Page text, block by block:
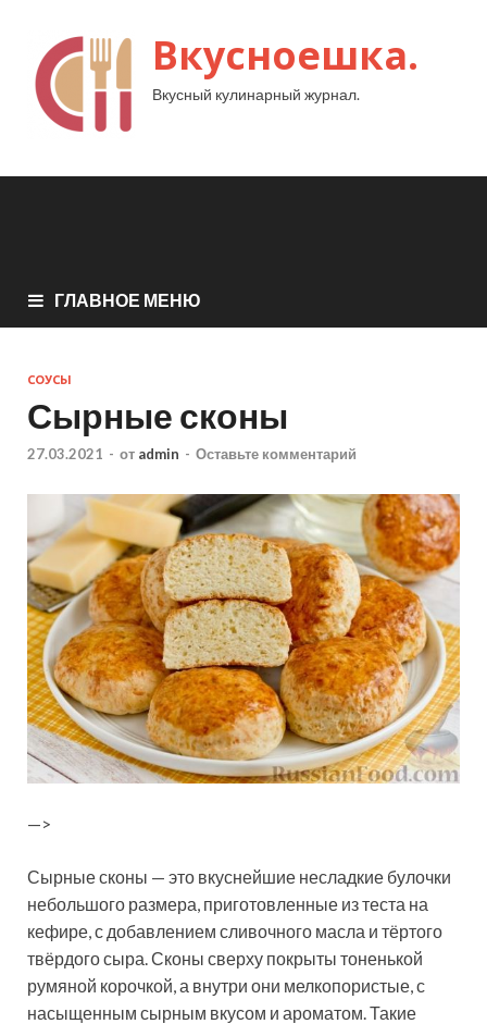
Вкусноешка.
Вкусный кулинарный журнал.
ГЛАВНОЕ МЕНЮ
СОУСЫ
Сырные сконы
27.03.2021 - от admin - Оставьте комментарий
—>
Сырные сконы — это вкуснейшие несладкие булочки
небольшого размера, приготовленные из теста на
кефире, с добавлением сливочного масла и тёртого
твёрдого сыра. Сконы сверху покрыты тоненькой
румяной корочкой, а внутри они мелкопористые, с
насыщенным сырным вкусом и ароматом. Такие